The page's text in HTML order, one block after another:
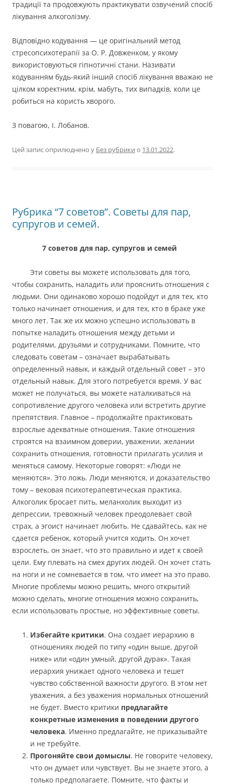
традиції та продовжують практикувати озвучений спосіб
лікування алкоголізму.
Відповідно кодування — це оригінальний метод
стресопсихотерапії за О. Р. Довженком, у якому
використовуються гіпнотичні стани. Називати
кодуванням будь-який інший спосіб лікування вважаю не
цілком коректним, крім, мабуть, тих випадків, коли це
робиться на користь хворого.
З повагою, І. Лобанов.
Цей запис оприлюднено у Без рубрики о 13.01.2022.
Рубрика “7 советов”. Советы для пар,
супругов и семей.
7 советов для пар, супругов и семей
Эти советы вы можете использовать для того,
чтобы сохранить, наладить или прояснить отношения с
людьми. Они одинаково хорошо подойдут и для тех, кто
только начинает отношения, и для тех, кто в браке уже
много лет. Так же их можно успешно использовать в
попытке наладить отношения между детьми и
родителями, друзьями и сотрудниками. Помните, что
следовать советам – означает вырабатывать
определенный навык, и каждый отдельный совет – это
отдельный навык. Для этого потребуется время. У вас
может не получаться, вы можете наталкиваться на
сопротивление другого человека или встретить другие
препятствия. Главное – продолжайте практиковать
взрослые адекватные отношения. Такие отношения
строятся на взаимном доверии, уважении, желании
сохранить отношения, готовности прилагать усилия и
меняться самому. Некоторые говорят: «Люди не
меняются». Это ложь. Люди меняются, и доказательство
тому – вековая психотерапевтическая практика.
Алкоголик бросает пить, меланхолик выходит из
депрессии, тревожный человек преодолевает свой
страх, а эгоист начинает любить. Не сдавайтесь, как не
сдается ребенок, который учится ходить. Он хочет
взрослеть, он знает, что это правильно и идет к своей
цели. Ему плевать на смех других людей. Он хочет стать
на ноги и не сомневается в том, что имеет на это право.
Многие проблемы можно решить, много открытий
можно сделать, многие отношения можно сохранить,
если использовать простые, но эффективные советы.
Избегайте критики. Она создает иерархию в
отношениях людей по типу «один выше, другой
ниже» или «один умный, другой дурак». Такая
иерархия унижает одного человека и тешет
чувство собственной важности другого. В этом нет
уважения, а без уважения нормальных отношений
не будет. Вместо критики предлагайте
конкретные изменения в поведении другого
человека. Именно предлагайте, не приказывайте
и не требуйте.
Прогоняйте свои домыслы. Не говорите человеку,
что он думает или чувствует. Вы не знаете этого, а
только предполагаете. Помните, что факты и